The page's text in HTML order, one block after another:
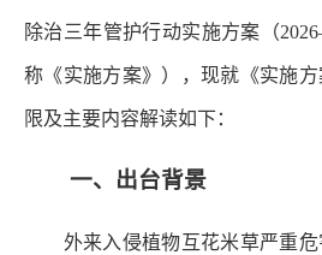
除治三年管护行动实施方案（
称《实施方案》），现就《实施
限及主要内容解读如下：
一、出台背景
外来入侵植物互花米草严重危